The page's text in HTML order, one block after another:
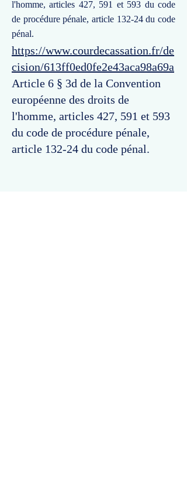
l'homme, articles 427, 591 et 593 du code
de procédure pénale, article 132-24 du code
pénal.
https://www.courdecassation.fr/de
cision/613ff0ed0fe2e43aca98a69a
Article 6 § 3d de la Convention
européenne des droits de
l'homme, articles 427, 591 et 593
du code de procédure pénale,
article 132-24 du code pénal.